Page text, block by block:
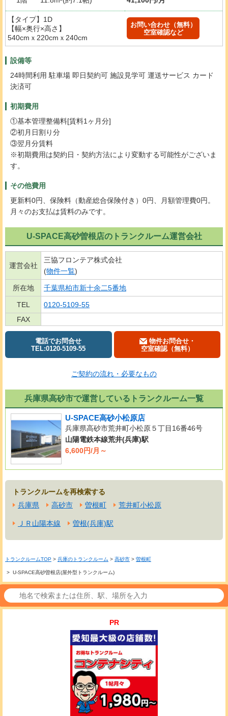
【タイプ】1D
【幅×奥行×高さ】
540cmｘ220cmｘ240cm
お問い合わせ（無料）
空室確認など
設備等
24時間利用 駐車場 即日契約可 施設見学可 運送サービス カード
決済可
初期費用
①基本管理整備料[賃料1ヶ月分]
②初月日割り分
③翌月分賃料
※初期費用は契約日・契約方法により変動する可能性がございま
す。
その他費用
更新料0円、保険料（動産総合保険付き）0円、月額管理費0円。
月々のお支払は賃料のみです。
U-SPACE高砂曽根店のトランクルーム運営会社
運営会社
三協フロンテア株式会社
(物件一覧)
所在地 千葉県柏市新十余二5番地
TEL
0120-5109-55
FAX
電話でお問合せ
TEL:0120-5109-55
物件お問合せ・
空室確認（無料）
ご契約の流れ・必要なもの
兵庫県高砂市で運営しているトランクルーム一覧
U-SPACE高砂小松原店
兵庫県高砂市荒井町小松原５丁目16番46号
山陽電鉄本線荒井(兵庫)駅
6,600円/月～
トランクルームを再検索する
兵庫県
高砂市 曽根町 荒井町小松原
ＪＲ山陽本線 曽根(兵庫)駅
トランクルームTOP > 兵庫のトランクルーム > 高砂市 > 曽根町
> U-SPACE高砂曽根店(屋外型トランクルーム)
PR